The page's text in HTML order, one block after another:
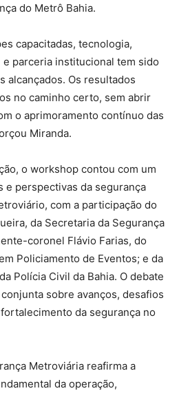
do Metrô Bahia.
capacitadas, tecnologia,
parceria institucional tem sido
alcançados. Os resultados
no caminho certo, sem abrir
o aprimoramento contínuo das
Miranda.
o workshop contou com um
e perspectivas da segurança
com a participação do
da Secretaria da Segurança
coronel Flávio Farias, do
Policiamento de Eventos; e da
Polícia Civil da Bahia. O debate
sobre avanços, desafios
da segurança no
Metroviária reafirma a
da operação,